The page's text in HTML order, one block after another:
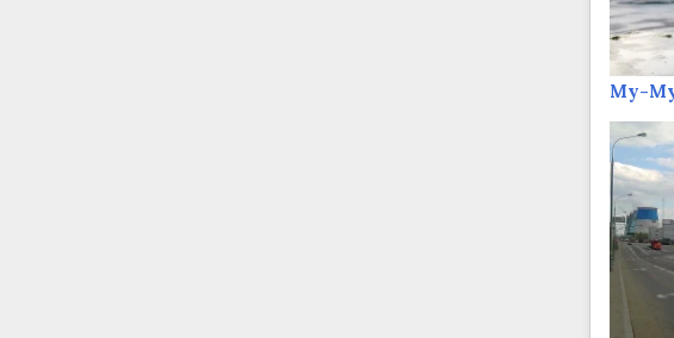
Му-Му